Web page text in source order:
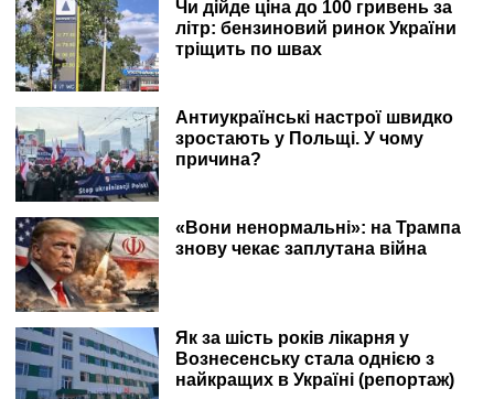
Чи дійде ціна до 100 гривень за
літр: бензиновий ринок України
тріщить по швах
Антиукраїнські настрої швидко
зростають у Польщі. У чому
причина?
«Вони ненормальні»: на Трампа
знову чекає заплутана війна
Як за шість років лікарня у
Вознесенську стала однією з
найкращих в Україні (репортаж)